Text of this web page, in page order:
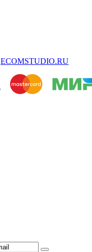
ECOMSTUDIO.RU